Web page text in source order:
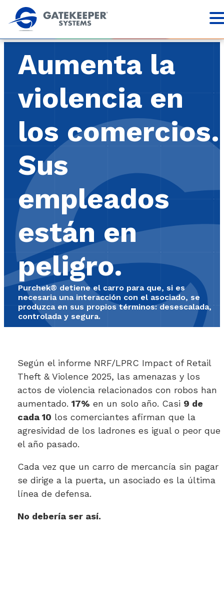
Aumenta la
violencia en
los comercios.
Sus
empleados
están en
peligro.
Purchek® detiene el carro para que, si es
necesaria una interacción con el asociado, se
produzca en sus propios términos: desescalada,
controlada y segura.
Según el informe NRF/LPRC Impact of Retail
Theft & Violence 2025, las amenazas y los
actos de violencia relacionados con robos han
aumentado. 17% en un solo año. Casi 9 de
cada 10 los comerciantes afirman que la
agresividad de los ladrones es igual o peor que
el año pasado.
Cada vez que un carro de mercancía sin pagar
se dirige a la puerta, un asociado es la última
línea de defensa.
No debería ser así.